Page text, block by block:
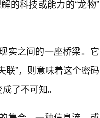
的科技或能力的“龙物”
实之间的一座桥梁。它
联”，则意味着这个密码
了不可知。